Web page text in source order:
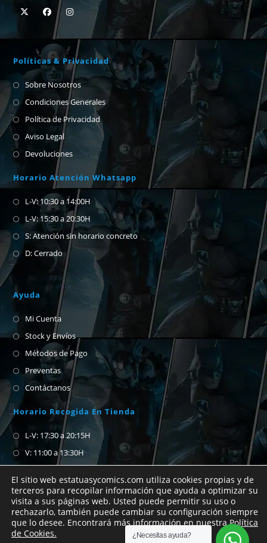
Si no encuentras el cómic que buscas no
dudes en abrirnos un chat de whatsapp para
Políticas & Privacidad
Sobre Nosotros
Condiciones Generales
Política de Privacidad
Aviso Legal
Devoluciones
Horario Atención Whatsapp
L-V: 10:30 a 14:00H
L-V: 15:30 a 20:30H
S: Atención sin horario concreto
D: Cerrado
Ayuda
Mi Cuenta
Stock y Envíos
Métodos de Pago
Preventas
Contáctanos
Horario Recogida En Tienda
L-V: 17:30 a 20:15H
V: 11:00 a 13:30H
El sitio web estatuasycomics.com utiliza cookies propias y de
terceros para recopilar información que ayuda a optimizar su
visita a sus páginas web. Usted puede permitir su uso o
rechazarlo, también puede cambiar su configuración siempre
que lo desee. Encontrará más información en nuestraPolítica
de Cookies.
¿Necesitas ayuda?